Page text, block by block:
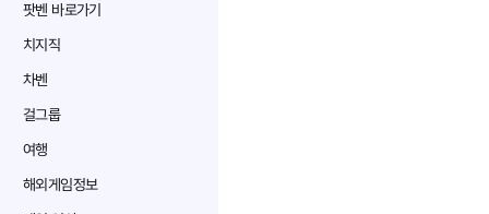
팟벤 바로가기
치지직
차벤
걸그룹
여행
해외게임정보